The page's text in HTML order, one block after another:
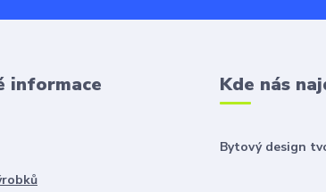
informace Kde nás
Bytový design